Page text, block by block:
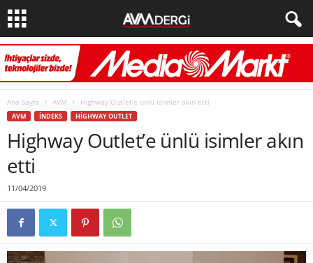
Ana Sayfa AVM Highway Outlet’e ünlü isimler akın etti
AVM İNDEKS HIGHWAY OUTLET
Highway Outlet’e ünlü isimler akın
etti
11/04/2019